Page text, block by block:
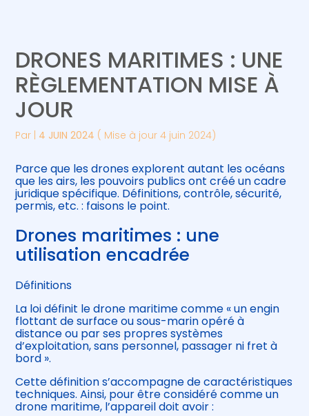
Gérer votre quotidien
Piloter votre entreprise
Développer votre entreprise
Construire votre patrimoine
Être prêt pour la facturation
Suivre votre comptabilité
Gérer vos ressources humaines
DRONES MARITIMES : UNE
RÈGLEMENTATION MISE À
JOUR
Par | 4 JUIN 2024 ( Mise à jour 4 juin 2024)
Parce que les drones explorent autant les océans
que les airs, les pouvoirs publics ont créé un cadre
juridique spécifique. Définitions, contrôle, sécurité,
permis, etc. : faisons le point.
Drones maritimes : une
utilisation encadrée
Définitions
La loi définit le drone maritime comme « un engin
flottant de surface ou sous-marin opéré à
distance ou par ses propres systèmes
d’exploitation, sans personnel, passager ni fret à
bord ».
Cette définition s’accompagne de caractéristiques
techniques. Ainsi, pour être considéré comme un
drone maritime, l’appareil doit avoir :